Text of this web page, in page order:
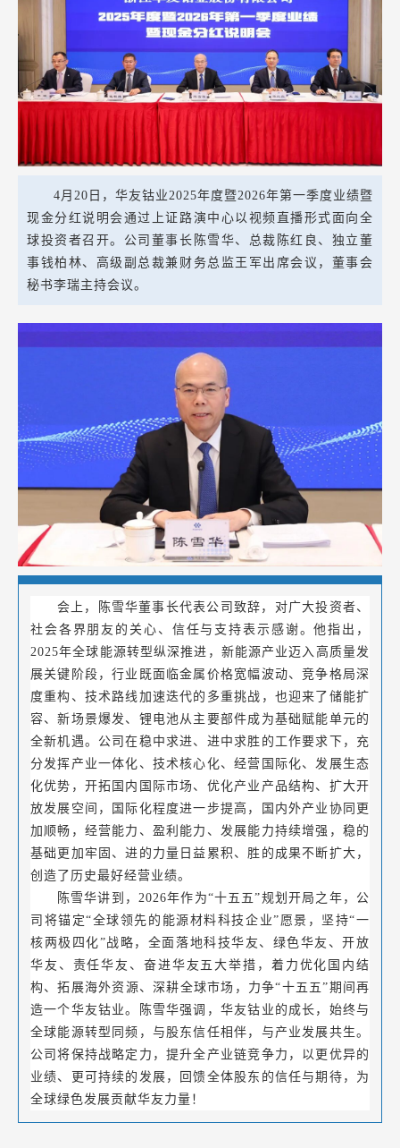
4月20日，华友钴业2025年度暨2026年第一季度业绩暨
现金分红说明会通过上证路演中心以视频直播形式面向全
球投资者召开。公司董事长陈雪华、总裁陈红良、独立董
事钱柏林、高级副总裁兼财务总监王军出席会议，董事会
秘书李瑞主持会议。
会上，陈雪华董事长代表公司致辞，对广大投资者、
社会各界朋友的关心、信任与支持表示感谢。他指出，
2025年全球能源转型纵深推进，新能源产业迈入高质量发
展关键阶段，行业既面临金属价格宽幅波动、竞争格局深
度重构、技术路线加速迭代的多重挑战，也迎来了储能扩
容、新场景爆发、锂电池从主要部件成为基础赋能单元的
全新机遇。公司在稳中求进、进中求胜的工作要求下，充
分发挥产业一体化、技术核心化、经营国际化、发展生态
化优势，开拓国内国际市场、优化产业产品结构、扩大开
放发展空间，国际化程度进一步提高，国内外产业协同更
加顺畅，经营能力、盈利能力、发展能力持续增强，稳的
基础更加牢固、进的力量日益累积、胜的成果不断扩大，
创造了历史最好经营业绩。
陈雪华讲到，2026年作为“十五五”规划开局之年，公
司将锚定“全球领先的能源材料科技企业”愿景，坚持“一
核两极四化”战略，全面落地科技华友、绿色华友、开放
华友、责任华友、奋进华友五大举措，着力优化国内结
构、拓展海外资源、深耕全球市场，力争“十五五”期间再
造一个华友钴业。陈雪华强调，华友钴业的成长，始终与
全球能源转型同频，与股东信任相伴，与产业发展共生。
公司将保持战略定力，提升全产业链竞争力，以更优异的
业绩、更可持续的发展，回馈全体股东的信任与期待，为
全球绿色发展贡献华友力量！